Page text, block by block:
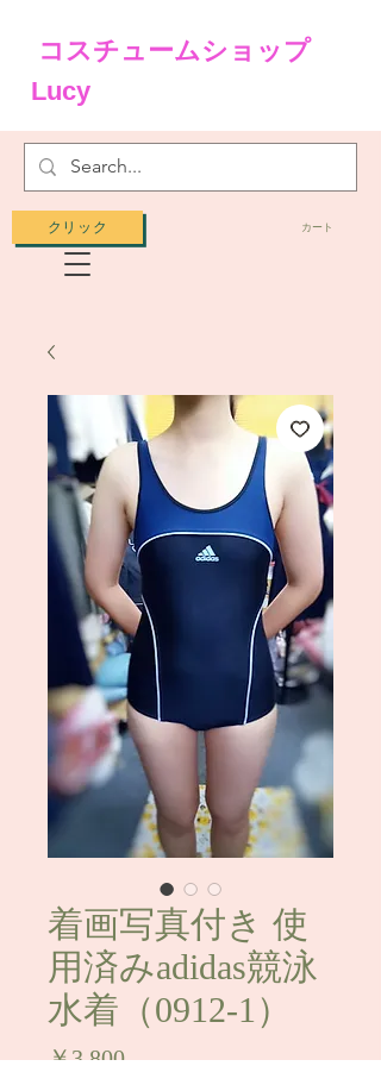
カート
クリック
コスチュームショップ
Lucy
着画写真付き 使
用済みadidas競泳
水着（0912-1）
￥3,800価